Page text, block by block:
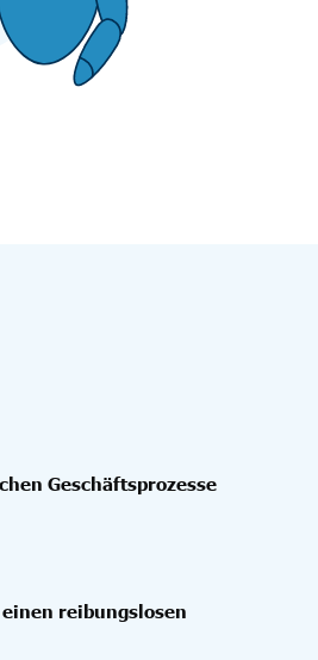
Geschäftsprozesse
reibungslosen